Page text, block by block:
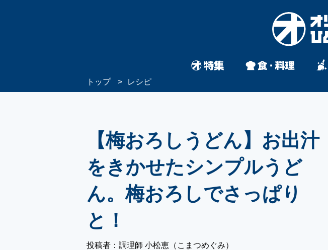
トップ レシピ
【梅おろしうどん】お出汁
をきかせたシンプルうど
ん。梅おろしでさっぱり
と！
投稿者：調理師 小松恵（こまつめぐみ）